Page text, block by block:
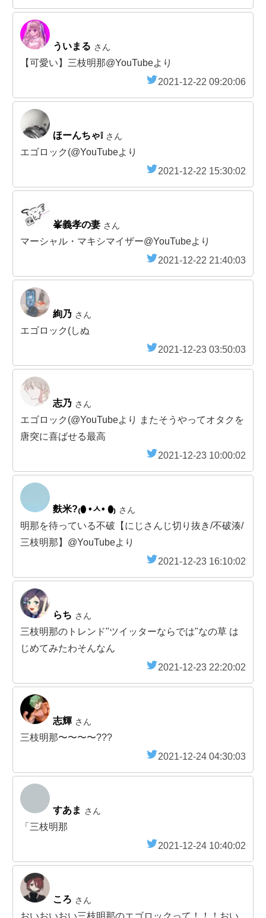
ういまる さん
【可愛い】三枝明那@YouTubeより
2021-12-22 09:20:06
ほーんちゃ❕ さん
エゴロック(@YouTubeより
2021-12-22 15:30:02
峯義孝の妻 さん
マーシャル・マキシマイザー@YouTubeより
2021-12-22 21:40:03
絢乃 さん
エゴロック(しぬ
2021-12-23 03:50:03
志乃 さん
エゴロック(@YouTubeより またそうやってオタクを
唐突に喜ばせる最高
2021-12-23 10:00:02
麩米?₍⬮ •ㅅ• ⬮₎ さん
明那を待っている不破【にじさんじ切り抜き/不破湊/
三枝明那】@YouTubeより
2021-12-23 16:10:02
らち さん
三枝明那のトレンド"ツイッターならでは"なの草 は
じめてみたわそんなん
2021-12-23 22:20:02
志輝 さん
三枝明那〜〜〜〜???
2021-12-24 04:30:03
すあま さん
「三枝明那
2021-12-24 10:40:02
ころ さん
おいおいおい三枝明那のエゴロックって！！！おい